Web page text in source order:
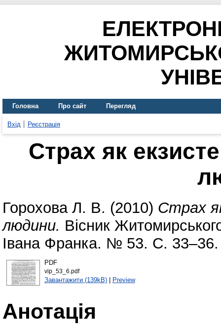
Головна Про сайт Перегляд
Вхід Реєстрація
Страх як
Горохова Л. В. (2010) Страх
людини. Вісник
Івана Франка. № 53. С.
PDF
vip_53_6.pdf
Завантажити (139kB)| Preview
Анотація